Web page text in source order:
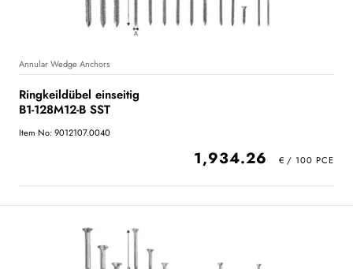
Annular Wedge Anchors
Ringkeildübel einseitig
B1-128M12-B SST
Item No: 9012107.0040
1,934.26